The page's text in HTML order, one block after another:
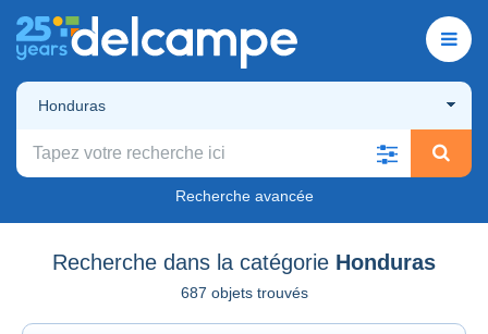
Honduras
Recherche avancée
Recherche dans la catégorie Honduras
687 objets trouvés